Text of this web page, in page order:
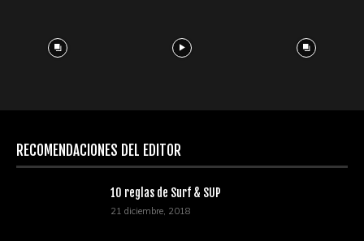
RECOMENDACIONES DEL EDITOR
10 reglas de Surf & SUP
21 diciembre, 2018